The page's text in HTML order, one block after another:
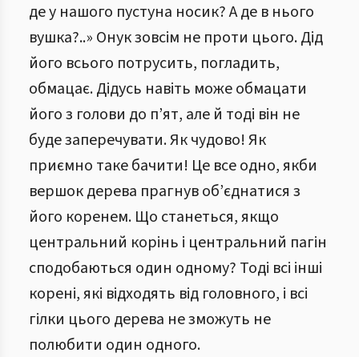
де у нашого пустуна носик? А де в нього
вушка?..» Онук зовсім не проти цього. Дід
його всього потрусить, погладить,
обмацає. Дідусь навіть може обмацати
його з голови до п’ят, але й тоді він не
буде заперечувати. Як чудово! Як
приємно таке бачити! Це все одно, якби
вершок дерева прагнув об’єднатися з
його коренем. Що станеться, якщо
центральний корінь і центральний пагін
сподобаються один одному? Тоді всі інші
корені, які відходять від головного, і всі
гілки цього дерева не зможуть не
полюбити один одного.